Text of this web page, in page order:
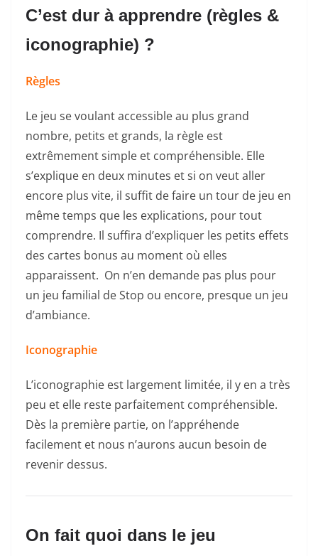
C’est dur à apprendre (règles &
iconographie) ?
Règles
Le jeu se voulant accessible au plus grand
nombre, petits et grands, la règle est
extrêmement simple et compréhensible. Elle
s’explique en deux minutes et si on veut aller
encore plus vite, il suffit de faire un tour de jeu en
même temps que les explications, pour tout
comprendre. Il suffira d’expliquer les petits effets
des cartes bonus au moment où elles
apparaissent. On n’en demande pas plus pour
un jeu familial de Stop ou encore, presque un jeu
d’ambiance.
Iconographie
L’iconographie est largement limitée, il y en a très
peu et elle reste parfaitement compréhensible.
Dès la première partie, on l’appréhende
facilement et nous n’aurons aucun besoin de
revenir dessus.
On fait quoi dans le jeu